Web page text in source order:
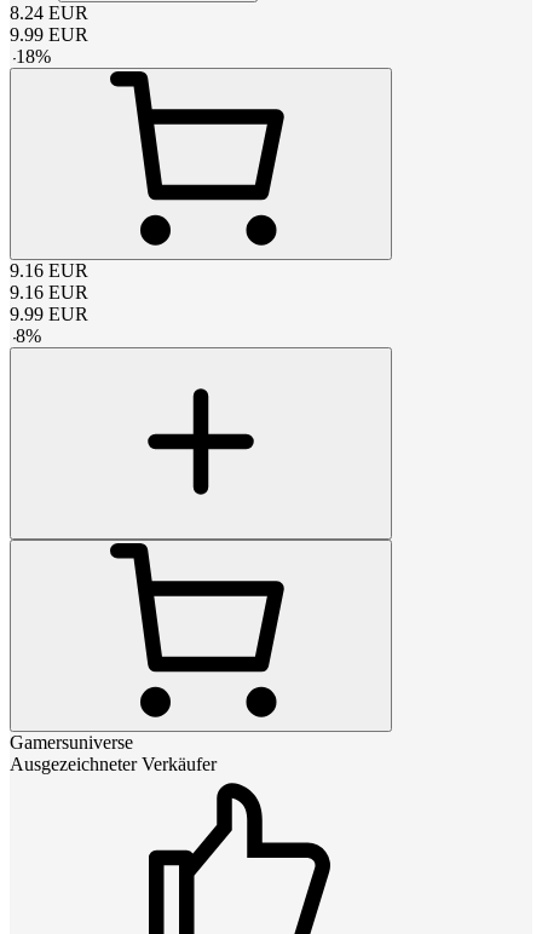
8.24 EUR
9.99 EUR
-18%
9.16 EUR
9.16 EUR
9.99 EUR
-8%
Gamersuniverse
Ausgezeichneter Verkäufer